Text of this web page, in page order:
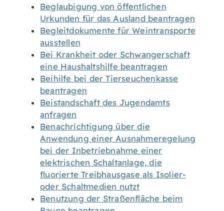
Beglaubigung von öffentlichen
Urkunden für das Ausland beantragen
Begleitdokumente für Weintransporte
ausstellen
Bei Krankheit oder Schwangerschaft
eine Haushaltshilfe beantragen
Beihilfe bei der Tierseuchenkasse
beantragen
Beistandschaft des Jugendamts
anfragen
Benachrichtigung über die
Anwendung einer Ausnahmeregelung
bei der Inbetriebnahme einer
elektrischen Schaltanlage, die
fluorierte Treibhausgase als Isolier-
oder Schaltmedien nutzt
Benutzung der Straßenfläche beim